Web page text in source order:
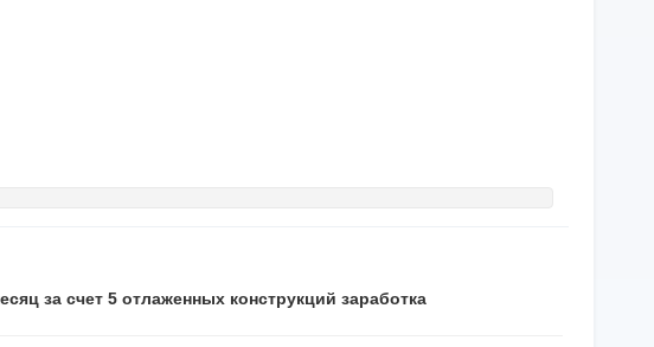
за счет 5 отлаженных конструкций заработка